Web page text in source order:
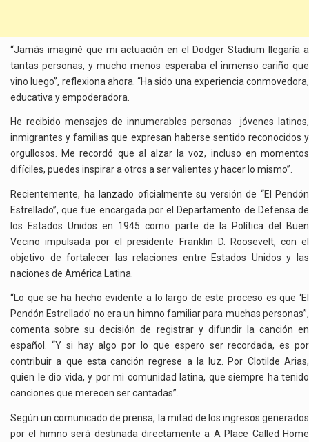
“Jamás imaginé que mi actuación en el Dodger Stadium llegaría a
tantas personas, y mucho menos esperaba el inmenso cariño que
vino luego”, reflexiona ahora. “Ha sido una experiencia conmovedora,
educativa y empoderadora.
He recibido mensajes de innumerables personas jóvenes latinos,
inmigrantes y familias que expresan haberse sentido reconocidos y
orgullosos. Me recordó que al alzar la voz, incluso en momentos
difíciles, puedes inspirar a otros a ser valientes y hacer lo mismo”.
Recientemente, ha lanzado oficialmente su versión de “El Pendón
Estrellado”, que fue encargada por el Departamento de Defensa de
los Estados Unidos en 1945 como parte de la Política del Buen
Vecino impulsada por el presidente Franklin D. Roosevelt, con el
objetivo de fortalecer las relaciones entre Estados Unidos y las
naciones de América Latina.
“Lo que se ha hecho evidente a lo largo de este proceso es que ‘El
Pendón Estrellado’ no era un himno familiar para muchas personas”,
comenta sobre su decisión de registrar y difundir la canción en
español. “Y si hay algo por lo que espero ser recordada, es por
contribuir a que esta canción regrese a la luz. Por Clotilde Arias,
quien le dio vida, y por mi comunidad latina, que siempre ha tenido
canciones que merecen ser cantadas”.
Según un comunicado de prensa, la mitad de los ingresos generados
por el himno será destinada directamente a A Place Called Home